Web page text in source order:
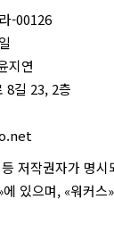
-00126
지연
8길 23, 2층
저작권자가 명
있으며, «워커스